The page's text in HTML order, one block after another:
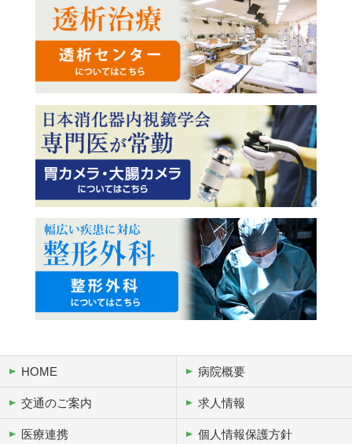
HOME 病院概要
交通のご案内 求人情報
医療連携 個人情報保護方針